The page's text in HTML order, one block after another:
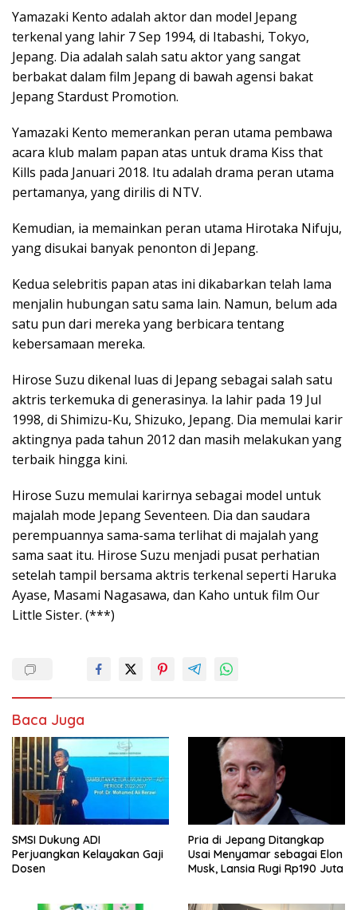
Yamazaki Kento adalah aktor dan model Jepang
terkenal yang lahir 7 Sep 1994, di Itabashi, Tokyo,
Jepang. Dia adalah salah satu aktor yang sangat
berbakat dalam film Jepang di bawah agensi bakat
Jepang Stardust Promotion.
Yamazaki Kento memerankan peran utama pembawa
acara klub malam papan atas untuk drama Kiss that
Kills pada Januari 2018. Itu adalah drama peran utama
pertamanya, yang dirilis di NTV.
Kemudian, ia memainkan peran utama Hirotaka Nifuju,
yang disukai banyak penonton di Jepang.
Kedua selebritis papan atas ini dikabarkan telah lama
menjalin hubungan satu sama lain. Namun, belum ada
satu pun dari mereka yang berbicara tentang
kebersamaan mereka.
Hirose Suzu dikenal luas di Jepang sebagai salah satu
aktris terkemuka di generasinya. Ia lahir pada 19 Jul
1998, di Shimizu-Ku, Shizuko, Jepang. Dia memulai karir
aktingnya pada tahun 2012 dan masih melakukan yang
terbaik hingga kini.
Hirose Suzu memulai karirnya sebagai model untuk
majalah mode Jepang Seventeen. Dia dan saudara
perempuannya sama-sama terlihat di majalah yang
sama saat itu. Hirose Suzu menjadi pusat perhatian
setelah tampil bersama aktris terkenal seperti Haruka
Ayase, Masami Nagasawa, dan Kaho untuk film Our
Little Sister. (***)
Baca Juga
SMSI Dukung ADI
Perjuangkan Kelayakan Gaji
Dosen
Pria di Jepang Ditangkap
Usai Menyamar sebagai Elon
Musk, Lansia Rugi Rp190 Juta